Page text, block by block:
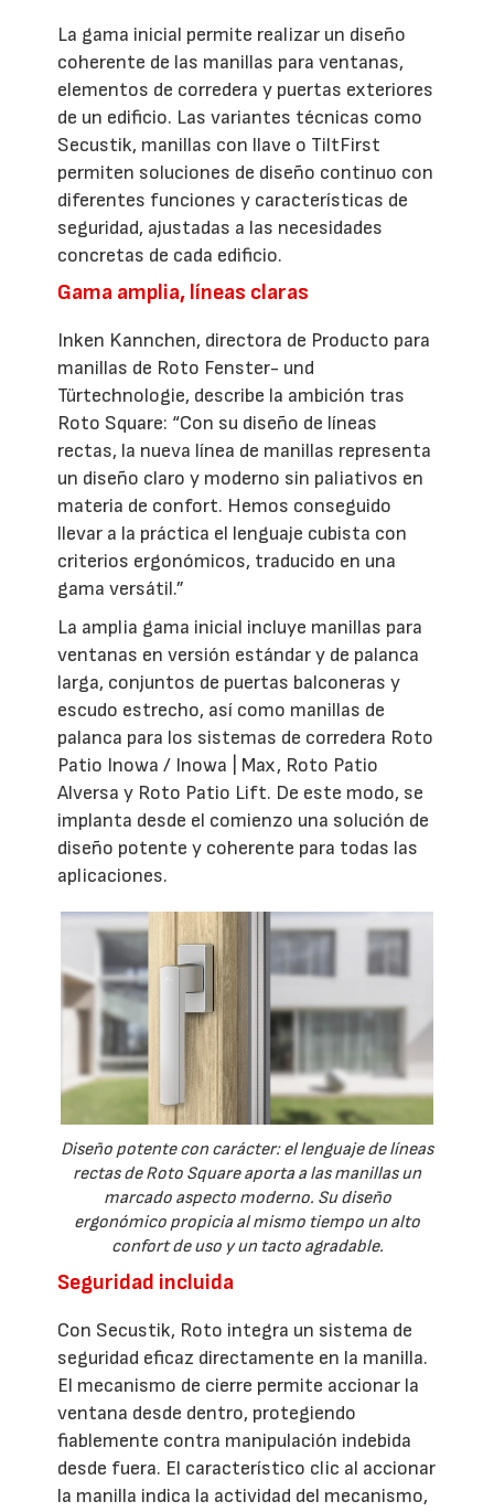
La gama inicial permite realizar un diseño
coherente de las manillas para ventanas,
elementos de corredera y puertas exteriores
de un edificio. Las variantes técnicas como
Secustik, manillas con llave o TiltFirst
permiten soluciones de diseño continuo con
diferentes funciones y características de
seguridad, ajustadas a las necesidades
concretas de cada edificio.
Gama amplia, líneas claras
Inken Kannchen, directora de Producto para
manillas de Roto Fenster- und
Türtechnologie, describe la ambición tras
Roto Square: “Con su diseño de líneas
rectas, la nueva línea de manillas representa
un diseño claro y moderno sin paliativos en
materia de confort. Hemos conseguido
llevar a la práctica el lenguaje cubista con
criterios ergonómicos, traducido en una
gama versátil.”
La amplia gama inicial incluye manillas para
ventanas en versión estándar y de palanca
larga, conjuntos de puertas balconeras y
escudo estrecho, así como manillas de
palanca para los sistemas de corredera Roto
Patio Inowa / Inowa | Max, Roto Patio
Alversa y Roto Patio Lift. De este modo, se
implanta desde el comienzo una solución de
diseño potente y coherente para todas las
aplicaciones.
Diseño potente con carácter: el lenguaje de líneas
rectas de Roto Square aporta a las manillas un
marcado aspecto moderno. Su diseño
ergonómico propicia al mismo tiempo un alto
confort de uso y un tacto agradable.
Seguridad incluida
Con Secustik, Roto integra un sistema de
seguridad eficaz directamente en la manilla.
El mecanismo de cierre permite accionar la
ventana desde dentro, protegiendo
fiablemente contra manipulación indebida
desde fuera. El característico clic al accionar
la manilla indica la actividad del mecanismo,